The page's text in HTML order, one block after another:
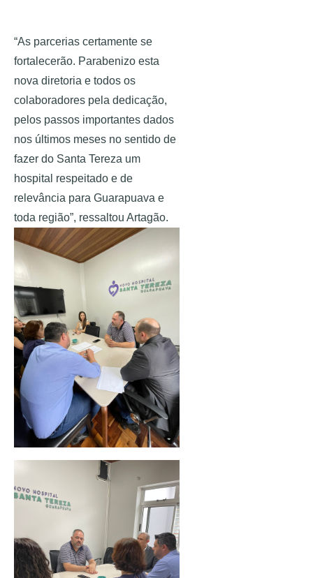
“As parcerias certamente se
fortalecerão. Parabenizo esta
nova diretoria e todos os
colaboradores pela dedicação,
pelos passos importantes dados
nos últimos meses no sentido de
fazer do Santa Tereza um
hospital respeitado e de
relevância para Guarapuava e
toda região”, ressaltou Artagão.